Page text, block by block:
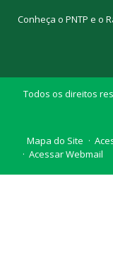
Conheça o PNTP e o
Todos os direitos
Mapa do Site
Acessar Webmail